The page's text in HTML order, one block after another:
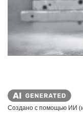
Создано с помощью ИИ